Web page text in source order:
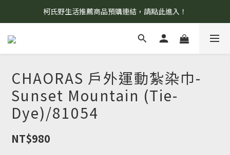
8/7 當天暫停開放工作室。請見諒！
柯氏野生活推薦商品預購連結，請點此進入！
8/7 當天暫停開放工作室。請見諒！
CHAORAS 戶外運動紮染巾-
Sunset Mountain (Tie-
Dye)/81054
NT$980